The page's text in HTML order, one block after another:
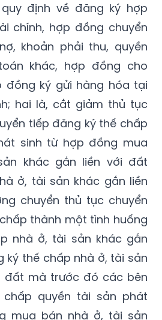
định về đăng ký hợp
chính, hợp đồng chuyển
khoản phải thu, quyền
khác, hợp đồng cho
đồng ký gửi hàng hóa tại
hai là, cắt giảm thủ tục
tiếp đăng ký thế chấp
sinh từ hợp đồng mua
khác gắn liền với đất
ở, tài sản khác gắn liền
chuyển thủ tục chuyển
thành một tình huống
nhà ở, tài sản khác gắn
ký thế chấp nhà ở, tài sản
đất mà trước đó các bên
quyền tài sản phát
mua bán nhà ở, tài sản